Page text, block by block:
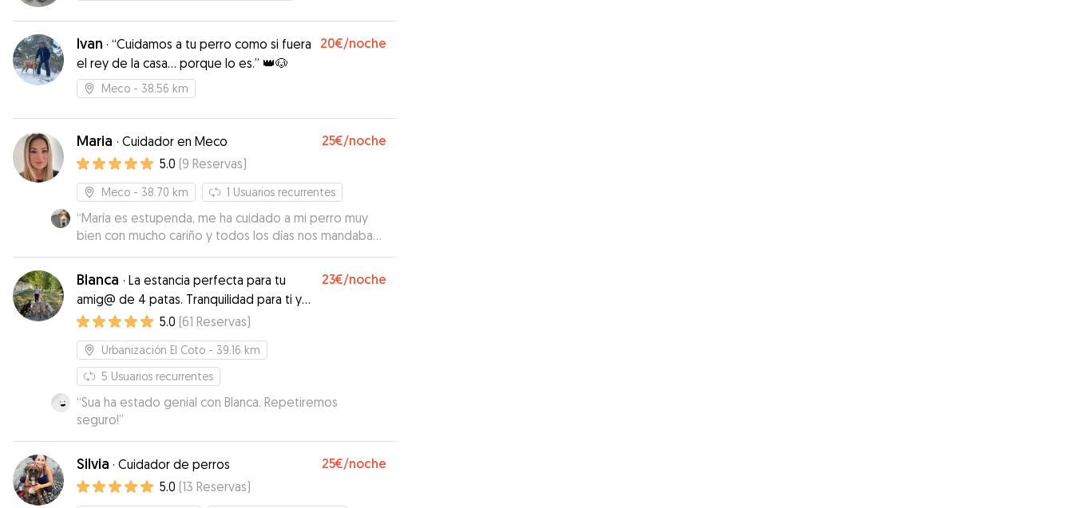
Ivan · “Cuidamos a tu perro como si fuera
el rey de la casa… porque lo es.” 👑🐶
20€/noche
Meco - 38.56 km
Maria · Cuidador en Meco 25€/noche
5.0 (9 Reservas)
Meco - 38.70 km 1 Usuarios recurrentes
“María es estupenda, me ha cuidado a mi perro muy
bien con mucho cariño y todos los días nos mandaba
fotos, Recomendable,es genial.”
Blanca · La estancia perfecta para tu
amig@ de 4 patas. Tranquilidad para ti y
para ellos
23€/noche
5.0 (61 Reservas)
Urbanización El Coto - 39.16 km
5 Usuarios recurrentes
“Sua ha estado genial con Blanca. Repetiremos
seguro!”
Silvia · Cuidador de perros 25€/noche
5.0 (13 Reservas)